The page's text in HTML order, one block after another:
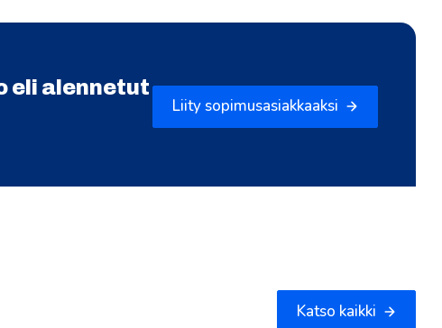
eli alennetut
Liity sopimusasiakkaaksi
Katso kaikki